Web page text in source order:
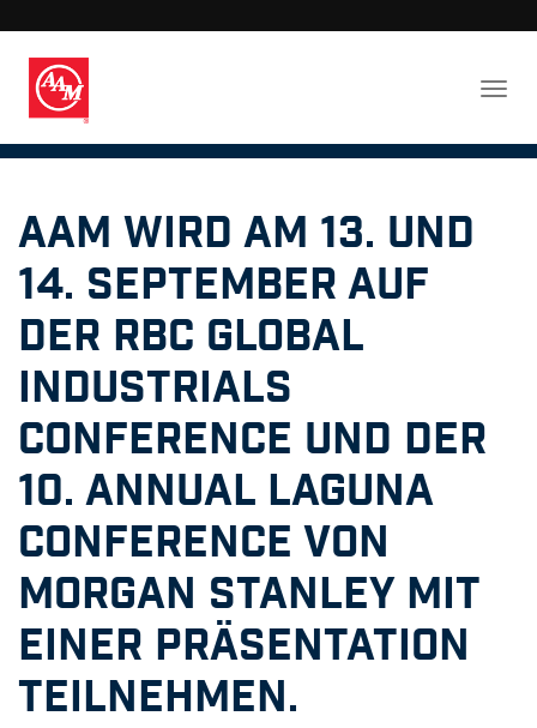
AAM wird am 13. und
14. September auf
der RBC Global
Industrials
Conference und der
10. Annual Laguna
Conference von
Morgan Stanley mit
einer Präsentation
teilnehmen.